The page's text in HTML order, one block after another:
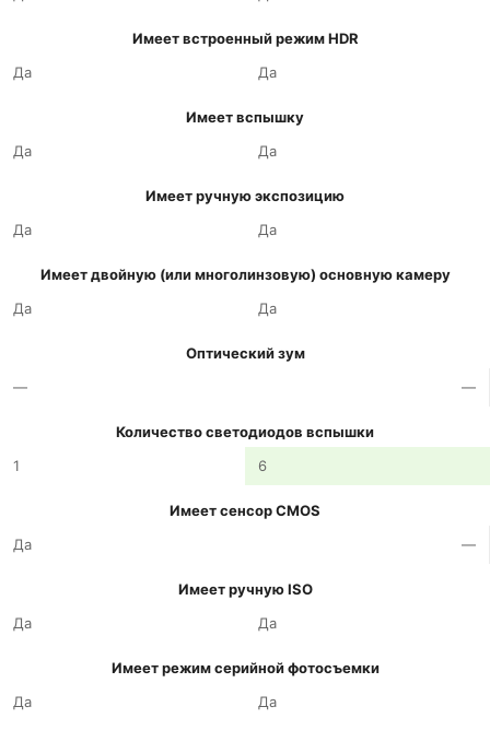
Имеет встроенный режим HDR
Да
Да
Имеет вспышку
Да
Да
Имеет ручную экспозицию
Да
Да
Имеет двойную (или многолинзовую) основную камеру
Да
Да
Оптический зум
—
—
Количество светодиодов вспышки
1
6
Имеет сенсор CMOS
Да
—
Имеет ручную ISO
Да
Да
Имеет режим серийной фотосъемки
Да
Да